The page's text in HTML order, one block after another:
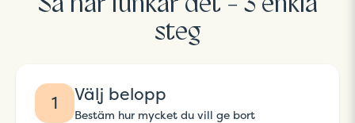
steg
1 Välj belopp
Bestäm hur mycket du vill ge bort